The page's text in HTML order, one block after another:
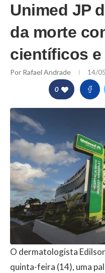
Unimed JP
da morte
científicos
Por Rafael Andrade 14/
0
O dermatologista
quinta-feira (14), uma